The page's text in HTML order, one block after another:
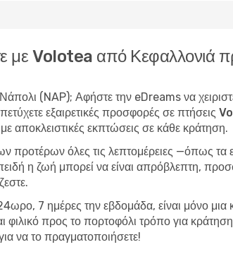
με Volotea από Κεφαλλονιά
(NAP); Αφήστε την eDreams να
πετύχετε εξαιρετικές προσφορές σε πτήσεις
αποκλειστικές εκπτώσεις σε κάθε κράτηση.
προτέρων όλες τις λεπτομέρειες —όπως τα
η ζωή μπορεί να είναι απρόβλεπτη,
7 ημέρες την εβδομάδα, είναι μόνο μια
φιλικό προς το πορτοφόλι τρόπο για
να το πραγματοποιήσετε!